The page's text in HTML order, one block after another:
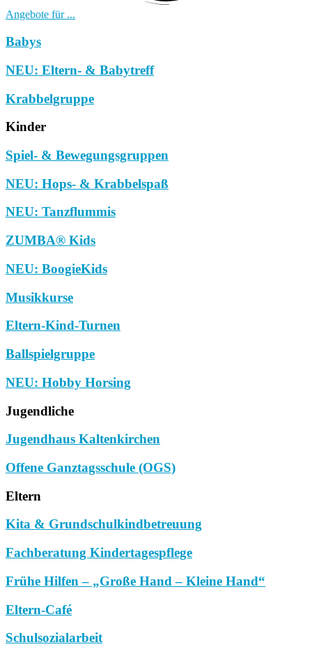
Angebote für ...
Babys
NEU: Eltern- & Babytreff
Krabbelgruppe
Kinder
Spiel- & Bewegungsgruppen
NEU: Hops- & Krabbelspaß
NEU: Tanzflummis
ZUMBA® Kids
NEU: BoogieKids
Musikkurse
Eltern-Kind-Turnen
Ballspielgruppe
NEU: Hobby Horsing
Jugendliche
Jugendhaus Kaltenkirchen
Offene Ganztagsschule (OGS)
Eltern
Kita & Grundschulkindbetreuung
Fachberatung Kindertagespflege
Frühe Hilfen – „Große Hand – Kleine Hand“
Eltern-Café
Schulsozialarbeit